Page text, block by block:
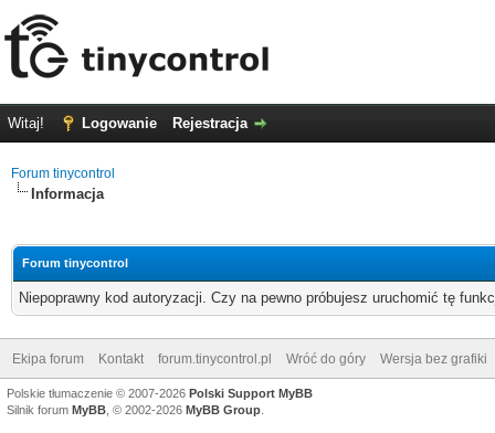
Witaj! Logowanie Rejestracja
Forum tinycontrol
Informacja
Forum tinycontrol
Niepoprawny kod autoryzacji. Czy na pewno próbujesz uruchomić tę
Ekipa forum Kontakt forum.tinycontrol.pl Wróć do góry Wersja bez grafiki
Polskie tłumaczenie © 2007-2026 Polski Support MyBB
Silnik forum MyBB , © 2002-2026 MyBB Group